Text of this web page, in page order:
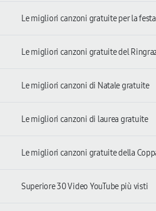
Le migliori canzoni gratuite per la
Le migliori canzoni gratuite del
Le migliori canzoni di Natale gratuite
Le migliori canzoni di laurea gratuite
Le migliori canzoni gratuite della
Superiore 30 Video YouTube più visti